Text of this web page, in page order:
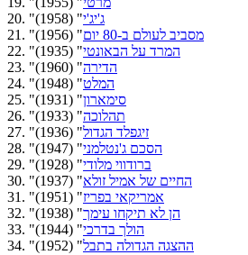
20. "
ג'יג'י" (1958)
21. "
מסביב לעולם ב-80 יום
" (1956)
22. "
המרד על הבאונטי" (1935)
23. "
הדירה" (1960)
24. "
המלט" (1948)
25. "
סימארון" (1931)
26. "
תהלוכה" (1933)
27. "
זיגפלד הגדול" (1936)
28. "
הסכם ג'נטלמני" (1947)
29. "
ברודווי מלודי" (1928)
30. "
החיים של אמיל זולא" (1937)
31. "
אמריקאי בפריז" (1951)
32. "
הן לא תיקחו עימך" (1938)
33. "
הולך בדרכי" (1944)
34. "
ההצגה הגדולה בתבל" (1952)